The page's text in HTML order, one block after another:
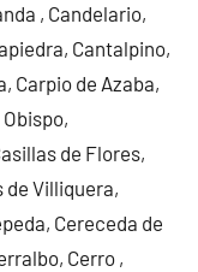
, Candelario,
Cantalpino,
Carpio de Azaba,
de Flores,
de Villiquera,
Cereceda de
Cerro ,